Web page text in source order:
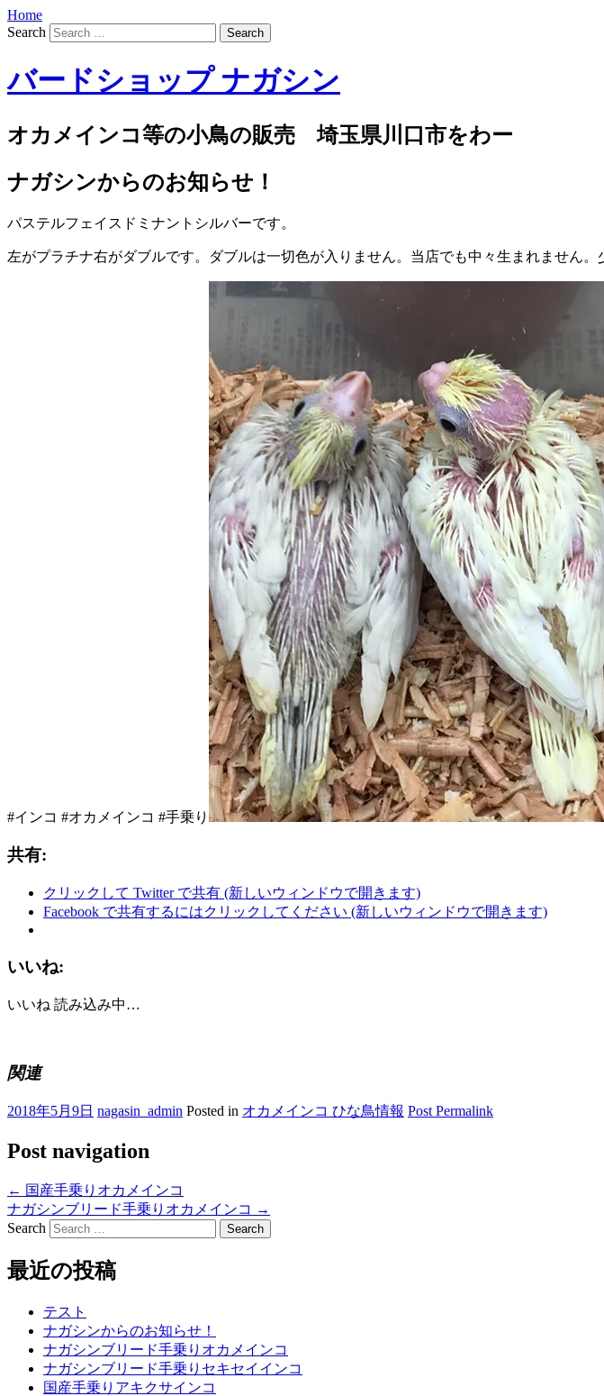
Home
Search
バードショップ ナガシン
オカメインコ等の小鳥の販売 埼玉県川口市をわー
ナガシンからのお知らせ！
パステルフェイスドミナントシルバーです。
左がプラチナ右がダブルです。ダブルは一切色が入りません。当店でも中々生まれません
#インコ #オカメインコ #手乗り
共有:
クリックして Twitter で共有 (新しいウィンドウで開きます)
Facebook で共有するにはクリックしてください (新しいウィンドウで開きます)
いいね:
いいね 読み込み中…
関連
2018年5月9日 nagasin_admin Posted in オカメインコ ひな鳥情報 Post Permalink
Post navigation
← 国産手乗りオカメインコ
ナガシンブリード手乗りオカメインコ →
Search
最近の投稿
テスト
ナガシンからのお知らせ！
ナガシンブリード手乗りオカメインコ
ナガシンブリード手乗りセキセイインコ
国産手乗りアキクサインコ